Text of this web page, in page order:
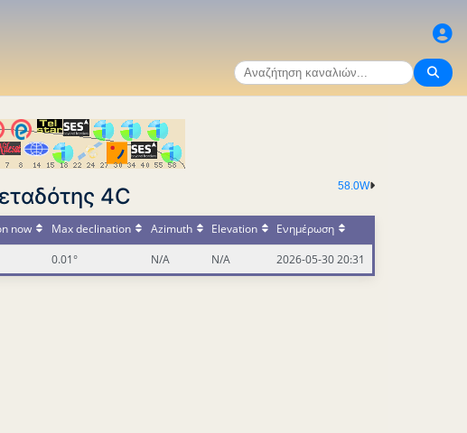
58.0W
4C
now Max declination Azimuth Elevation
Ενημέρωση
0.01° N/A N/A 2026-05-30 20:31